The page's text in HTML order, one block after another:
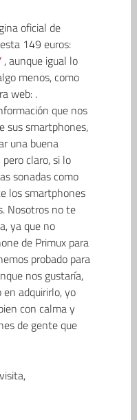
oficial de
149 euros:
, aunque igual lo
menos, como
web: .
que nos
sus smartphones,
una buena
claro, si lo
sonadas como
los smartphones
Nosotros no te
ya que no
de Primux para
probado para
nos gustaría,
adquirirlo, yo
con calma y
de gente que